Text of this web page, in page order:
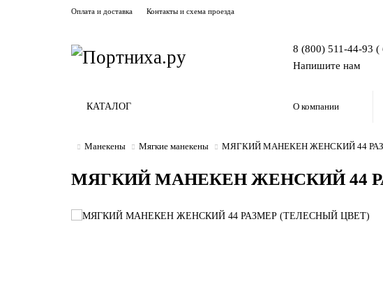
Оплата и доставка Контакты и схема проезда
8 (800) 511-44-93 (
Напишите нам
КАТАЛОГ О компании
Манекены Мягкие манекены МЯГКИЙ МАНЕКЕН ЖЕНСКИЙ 44
МЯГКИЙ МАНЕКЕН ЖЕНСКИЙ 44